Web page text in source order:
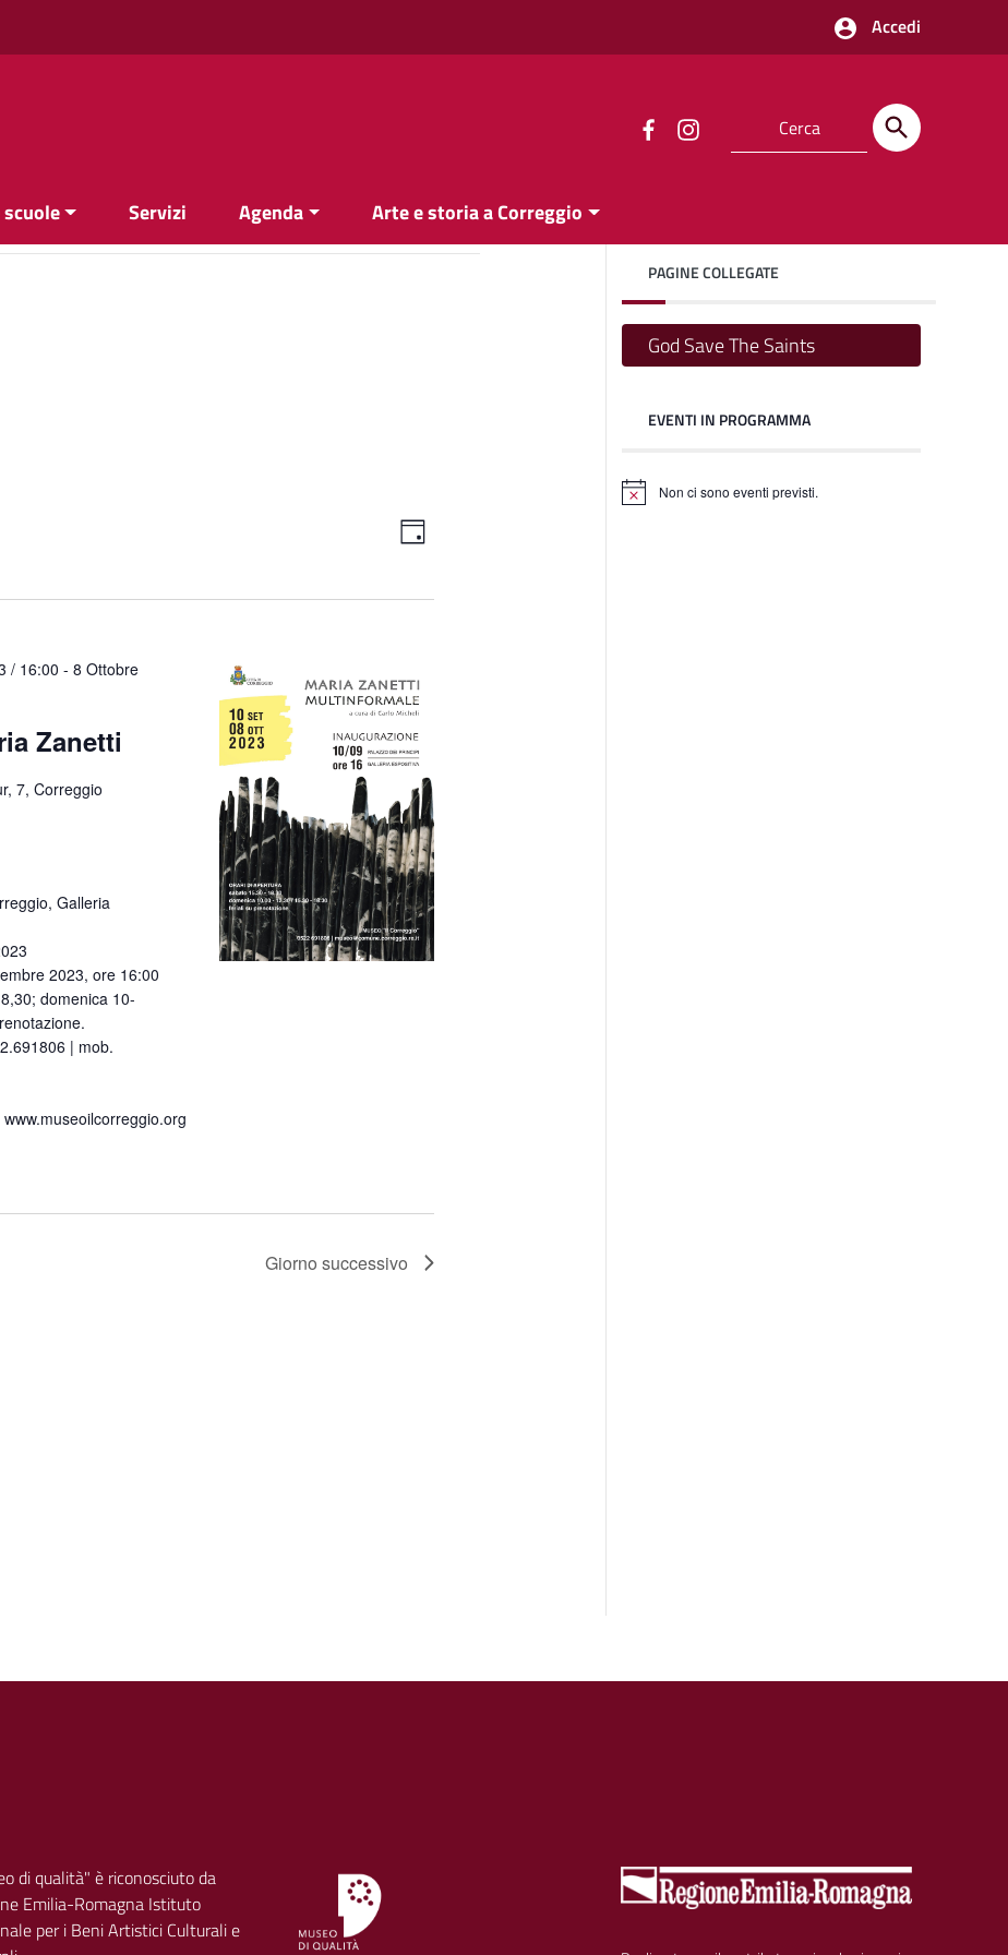
Accedi
Servizi Agenda Arte e storia a Correggio
Viste
Evento
Viste
Giorno
/ 16:00 - 8 Ottobre
Zanetti
7, Correggio
Galleria
2023, ore 16:00
domenica 10-
| mob.
Giorno successivo
PAGINE COLLEGATE
God Save The Saints
EVENTI IN PROGRAMMA
Non ci sono eventi previsti.
di qualità" è riconosciuto da
Emilia-Romagna Istituto
per i Beni Artistici Culturali e